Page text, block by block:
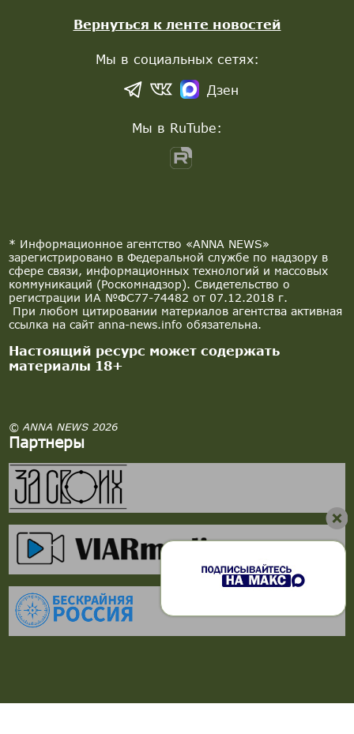
* Информационное агентство «ANNA NEWS»
зарегистрировано в Федеральной службе по надзору в
сфере связи, информационных технологий и массовых
коммуникаций (Роскомнадзор). Свидетельство о
регистрации ИА №ФС77-74482 от 07.12.2018 г.
При любом цитировании материалов агентства активная
ссылка на сайт anna-news.info обязательна.
Настоящий ресурс может содержать
материалы 18+
© ANNA NEWS 2026
Партнеры
Вернуться к ленте новостей
Мы в социальных сетях:
Дзен
Мы в RuTube: